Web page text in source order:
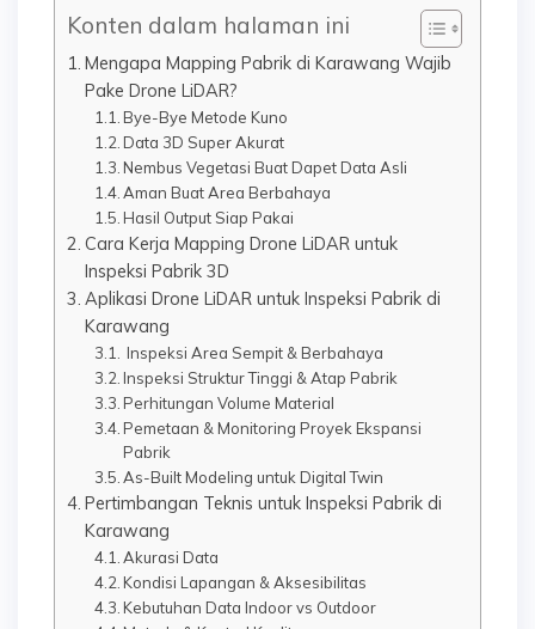
Konten dalam halaman ini
Mengapa Mapping Pabrik di Karawang Wajib
Pake Drone LiDAR?
Bye-Bye Metode Kuno
Data 3D Super Akurat
Nembus Vegetasi Buat Dapet Data Asli
Aman Buat Area Berbahaya
Hasil Output Siap Pakai
Cara Kerja Mapping Drone LiDAR untuk
Inspeksi Pabrik 3D
Aplikasi Drone LiDAR untuk Inspeksi Pabrik di
Karawang
Inspeksi Area Sempit & Berbahaya
Inspeksi Struktur Tinggi & Atap Pabrik
Perhitungan Volume Material
Pemetaan & Monitoring Proyek Ekspansi
Pabrik
As-Built Modeling untuk Digital Twin
Pertimbangan Teknis untuk Inspeksi Pabrik di
Karawang
Akurasi Data
Kondisi Lapangan & Aksesibilitas
Kebutuhan Data Indoor vs Outdoor